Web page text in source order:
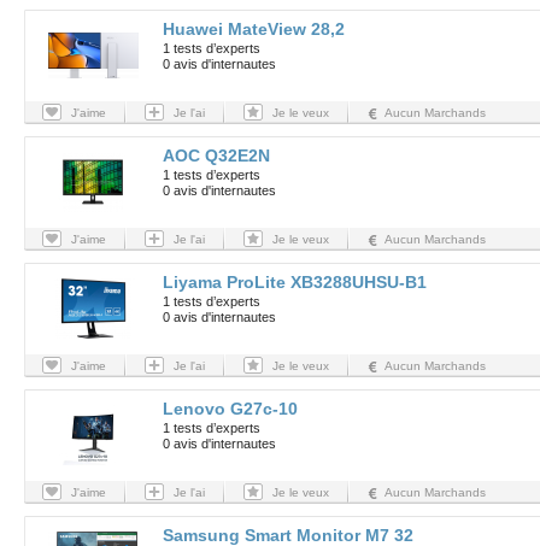
Huawei MateView 28,2
1 tests d’experts
0 avis d'internautes
J'aime Je l'ai Je le veux Aucun Marchands
AOC Q32E2N
1 tests d’experts
0 avis d'internautes
J'aime Je l'ai Je le veux Aucun Marchands
Liyama ProLite XB3288UHSU-B1
1 tests d’experts
0 avis d'internautes
J'aime Je l'ai Je le veux Aucun Marchands
Lenovo G27c-10
1 tests d’experts
0 avis d'internautes
J'aime Je l'ai Je le veux Aucun Marchands
Samsung Smart Monitor M7 32